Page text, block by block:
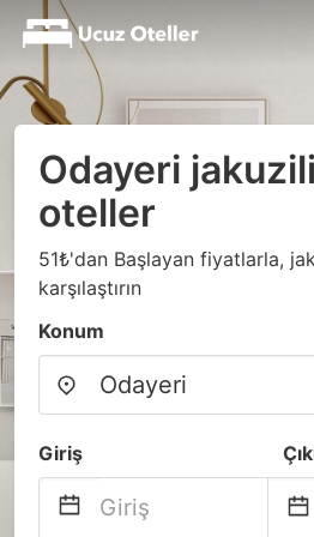
Odayeri
oteller
51₺'dan Başlayan fiyatlarla,
karşılaştırın
Konum
Giriş